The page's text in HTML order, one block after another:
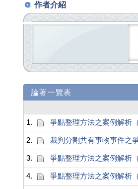
作者介紹
論著一覽表
1.
爭點整理方法之案例解析
2. 裁判分割共有事物事件之
3. 爭點整理方法之案例解析
4. 爭點整理方法之案例解析